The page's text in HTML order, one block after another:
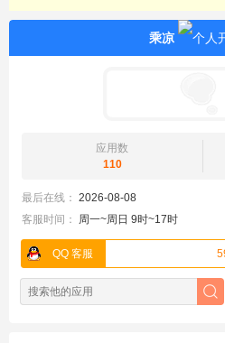
乘凉
应用数
110
最后在线： 2026-08-08
客服时间：
周一~周日 9时~17时
QQ 客服